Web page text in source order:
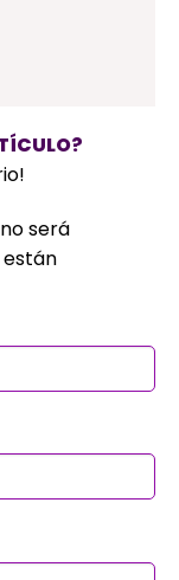
será
están